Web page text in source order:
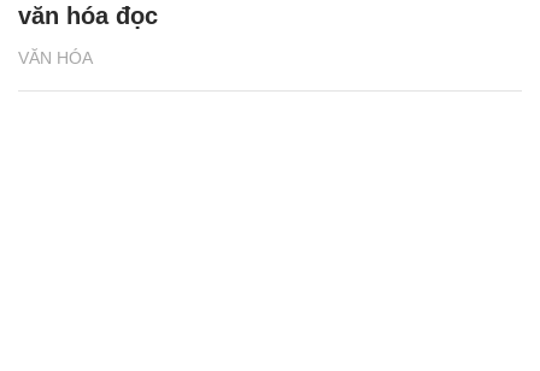
VĂN HÓA
văn hóa đọc